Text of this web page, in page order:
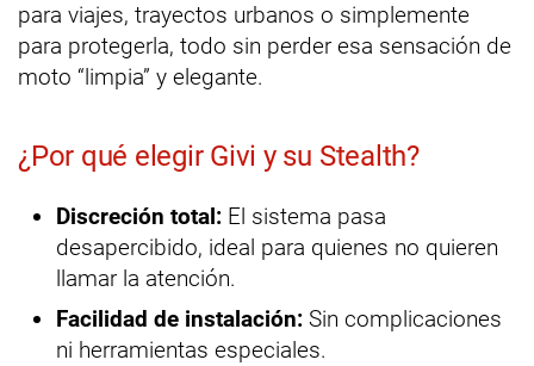
para viajes, trayectos urbanos o simplemente
para protegerla, todo sin perder esa sensación de
moto “limpia” y elegante.
¿Por qué elegir Givi y su Stealth?
Discreción total: El sistema pasa
desapercibido, ideal para quienes no quieren
llamar la atención.
Facilidad de instalación: Sin complicaciones
ni herramientas especiales.